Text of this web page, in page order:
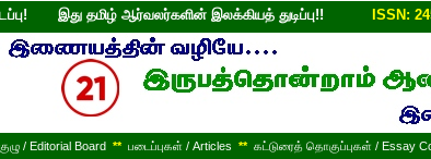
இது தமிழ் ஆர்வலர்களின் இலக்கியத் துடிப்பு!! ISSN:
/ Editorial Board ** படைப்புகள் / Articles ** கட்டுரைத் தொகுப்புகள் / Essay